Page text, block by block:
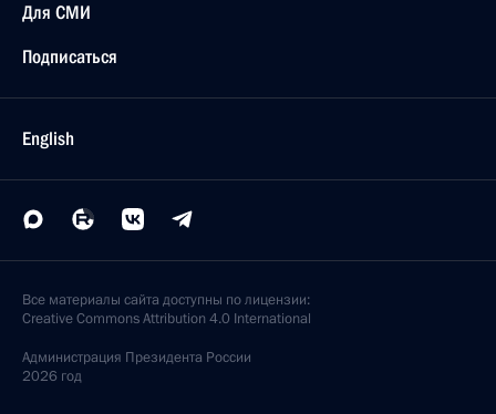
Для СМИ
Подписаться
English
Все материалы сайта доступны по лицензии:
Creative Commons Attribution 4.0 International
Администрация Президента России
2026 год